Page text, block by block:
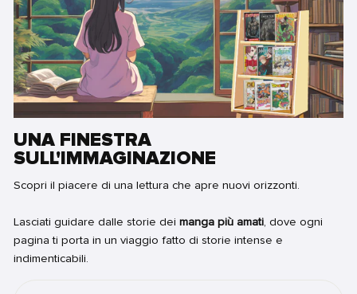
UNA FINESTRA
SULL'IMMAGINAZIONE
Scopri il piacere di una lettura che apre nuovi orizzonti.
Lasciati guidare dalle storie dei manga più amati, dove ogni
pagina ti porta in un viaggio fatto di storie intense e
indimenticabili.